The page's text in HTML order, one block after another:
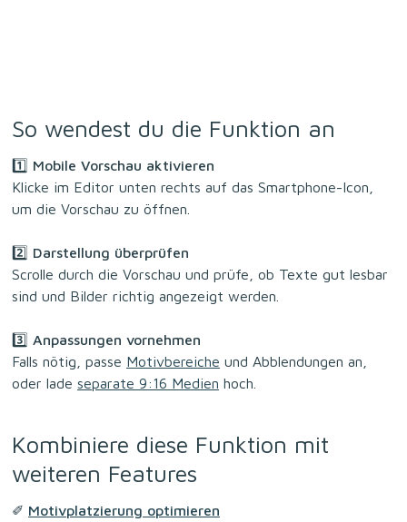
So wendest du die Funktion an
1️⃣ Mobile Vorschau aktivieren
Klicke im Editor unten rechts auf das Smartphone-Icon,
um die Vorschau zu öffnen.
2️⃣ Darstellung überprüfen
Scrolle durch die Vorschau und prüfe, ob Texte gut lesbar
sind und Bilder richtig angezeigt werden.
3️⃣ Anpassungen vornehmen
Falls nötig, passe Motivbereiche und Abblendungen an,
oder lade separate 9:16 Medien hoch.
Kombiniere diese Funktion mit
weiteren Features
✐ Motivplatzierung optimieren